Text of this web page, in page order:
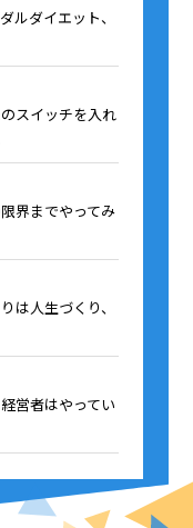
ルダイエット、
スイッチを入れ
界までやってみ
は人生づくり、
営者はやってい